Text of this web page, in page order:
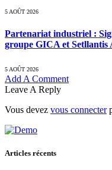
5 AOÛT 2026
Partenariat industriel :
groupe GICA et Setllantis
5 AOÛT 2026
Add A Comment
Leave A Reply
Vous devez vous connecter
Articles récents